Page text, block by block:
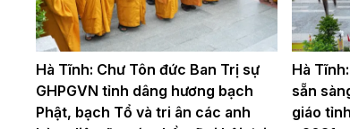
Hà Tĩnh: Chư Tôn đức Ban Trị sự
GHPGVN tỉnh dâng hương bạch
Phật, bạch Tổ và tri ân các anh
Hà
sẵn
giáo